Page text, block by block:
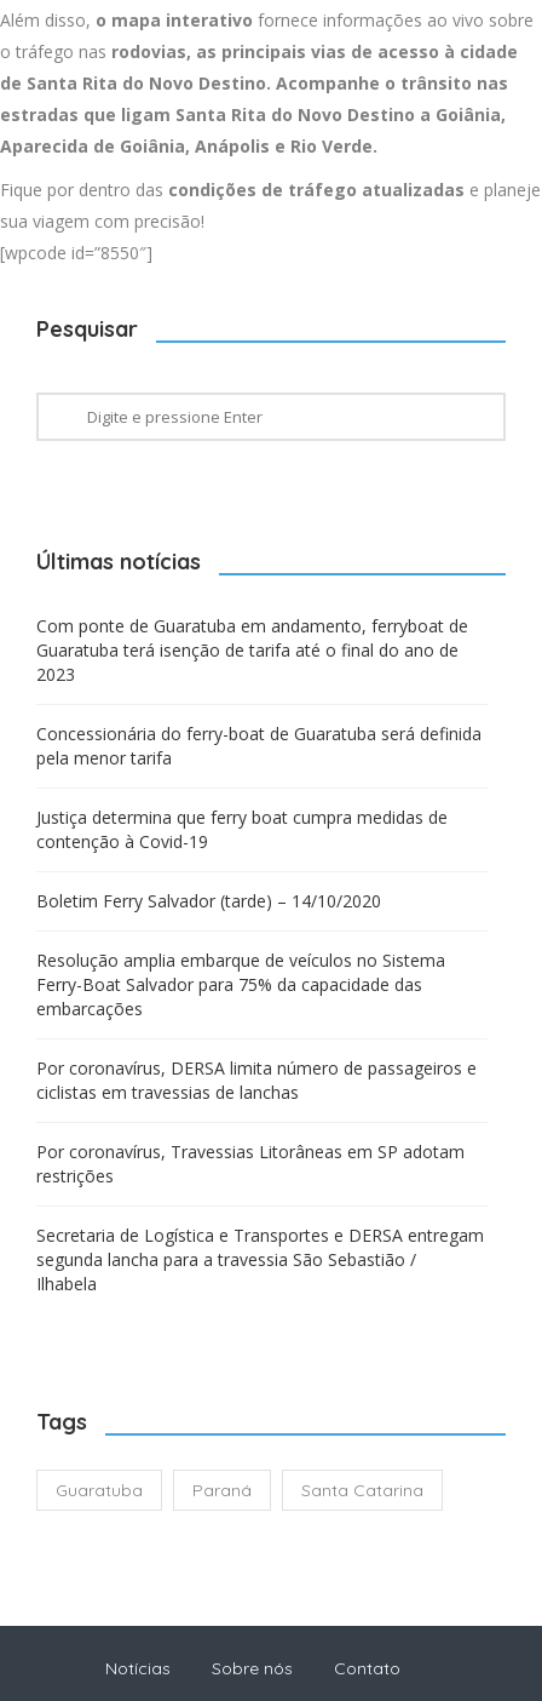
Além disso, o mapa interativo fornece informações ao vivo sobre
o tráfego nas rodovias, as principais vias de acesso à cidade
de Santa Rita do Novo Destino. Acompanhe o trânsito nas
estradas que ligam Santa Rita do Novo Destino a Goiânia,
Aparecida de Goiânia, Anápolis e Rio Verde.
Fique por dentro das condições de tráfego atualizadas e planeje
sua viagem com precisão!
[wpcode id=”8550″]
Pesquisar
Últimas notícias
Com ponte de Guaratuba em andamento, ferryboat de
Guaratuba terá isenção de tarifa até o final do ano de
2023
Concessionária do ferry-boat de Guaratuba será definida
pela menor tarifa
Justiça determina que ferry boat cumpra medidas de
contenção à Covid-19
Boletim Ferry Salvador (tarde) – 14/10/2020
Resolução amplia embarque de veículos no Sistema
Ferry-Boat Salvador para 75% da capacidade das
embarcações
Por coronavírus, DERSA limita número de passageiros e
ciclistas em travessias de lanchas
Por coronavírus, Travessias Litorâneas em SP adotam
restrições
Secretaria de Logística e Transportes e DERSA entregam
segunda lancha para a travessia São Sebastião /
Ilhabela
Tags
Guaratuba Paraná Santa Catarina
Notícias Sobre nós Contato